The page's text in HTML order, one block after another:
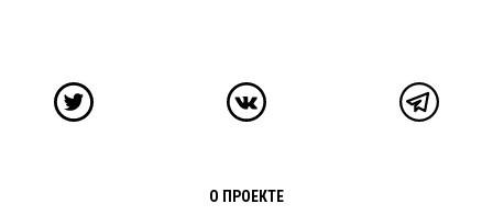
О ПРОЕКТЕ